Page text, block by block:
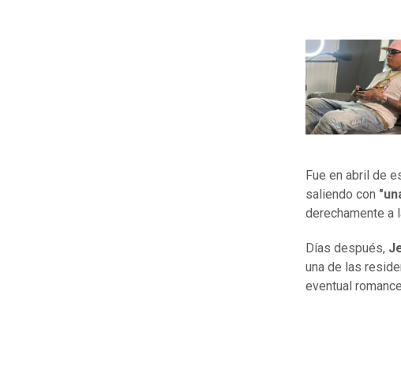
Fue en abril de
saliendo con
derechamente a
Días después,
una de las
eventual